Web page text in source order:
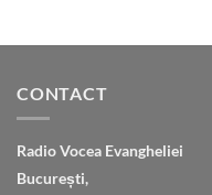
CONTACT
Radio Vocea Evangheliei
București,